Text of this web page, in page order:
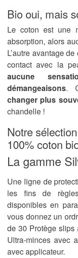
Bio oui, mais
Le coton est une
absorption, alors
L’autre avantage
contact avec la
aucune
démangeaisons.
changer plus
chandelle !
Notre
100% coton
La gamme
Une ligne de
les fins de
disponibles en
vous donnez un
de 30 Protège slips
Ultra-minces avec
avec applicateur.